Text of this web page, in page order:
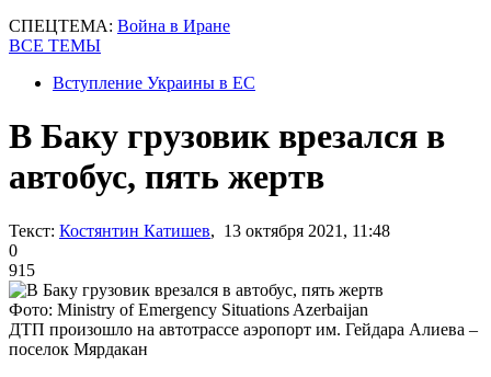
СПЕЦТЕМА: Война в Иране
ВСЕ ТЕМЫ
Вступление Украины в ЕС
В Баку грузовик врезался в
автобус, пять жертв
Текст: Костянтин Катишев, 13 октября 2021, 11:48
0
915
Фото: Ministry of Emergency Situations Azerbaijan
ДТП произошло на автотрассе аэропорт им. Гейдара Алиева –
поселок Мярдакан